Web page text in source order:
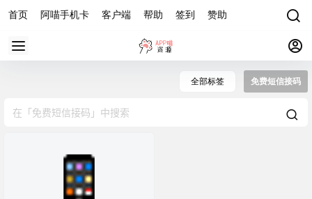
首页 阿喵手机卡 客户端 帮助 签到 赞助
全部标签 免费短信接码